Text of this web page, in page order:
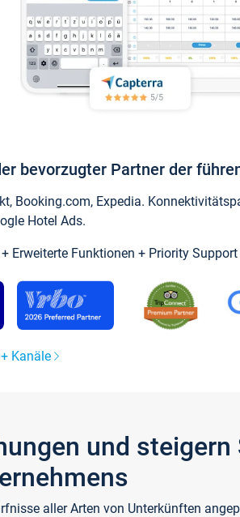
bevorzugter Partner der
Booking.com, Expedia.
Hotel Ads.
Erweiterte Funktionen + Priority Support
Kanäle
und
aller Arten von Unterkünften